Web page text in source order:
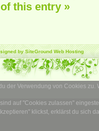
this entry »
by SiteGroundWeb Hosting
der Verwendung von Cookies zu.
auf "Cookies zulassen"
klickst, erklärst du sich